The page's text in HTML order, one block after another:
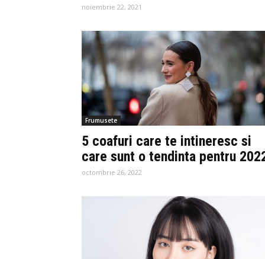
noiembrie 22, 2021
Frumusete
5 coafuri care te intineresc si
care sunt o tendinta pentru
octombrie 26, 2022